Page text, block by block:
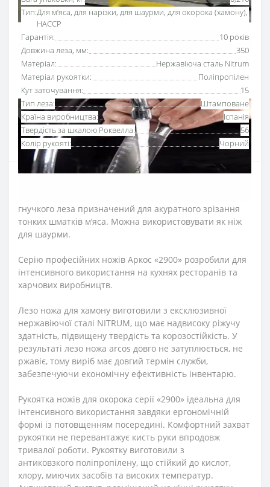
Тип:Для м’яса, для нарізки, для шаурми, для окорока (хамону),
HACCP
Гарантія:
10 років
Довжина леза, мм:
350
Матеріал:
Нержавіюча сталь Nitrum
Матеріал рукоятки:
Поліпропілен
Кут заточування:
15
Тип леза:
Штамповане
Країна виробництва:
Іспанія
Твердість за шкалою Роквелла:
56
Колір рукояті:
Чорний
гнучкого леза призначений для акуратного зрізання
тонких шматків м’яса. Можна використовувати як ніж
для шаурми.
Серію професійних ножів Аркос «2900» розробили для
інтенсивного використання на кухнях ресторанів та
харчових виробництв.
Лезо ножа для хамону виготовили з ексклюзивної
нержавіючої сталі NITRUM, що має надвисоку ріжучу
здатність, підвищену твердість та корозостійкість. У
результаті лезо ножа arcos довго не затуплюється, не
ржавіє, тому виріб має довгий термін служби,
забезпечуючи економічну ефективність інвентарю.
Рукоятка ножів для окорока серії «2900» ідеальна для
інтенсивного використання завдяки ергономічній
формі із потовщенням посередині. Комфортний захват
рукоятки не перевантажує кисть руки впродовж
тривалої роботи. Рукоятку виготовили з
антиковзкого поліпропілену, що стійкий до кислот,
хлору, миючих засобів та високих температур.